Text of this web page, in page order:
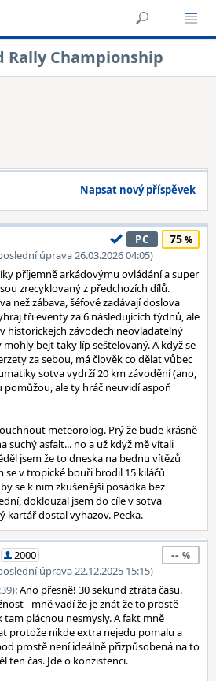
Rally Championship
Napsat nový příspěvek
úprava 26.03.2026 04:05)
PC 75
příjemně arkádovýmu ovládání a super
zrecyklovaný z předchozích dílů.
než zábava, šéfové zadávají doslova
tři eventy za 6 následujících týdnů, ale
historickejch závodech neovladatelný
mohly bejt taky líp seštelovaný. A když se
za sebou, má člověk co dělat vůbec
sotva vydrží 20 km závodění (ano,
ale ty hráč neuvidí aspoň
meteorolog. Prý že bude krásně
suchý asfalt... no a už když mě vítali
jsem že to dneska na bednu vítězů
se v tropické bouři brodil 15 kiláčů
se k nim zkušenější posádka bez
doklouzal jsem do cíle v sotva
kartář dostal vyhazov. Pecka.
2000
úprava 22.12.2025 15:15)
--
: Ano přesně! 30 sekund ztráta času.
- mně vadí že je znát že to prostě
plácnou nesmysly. A fakt mně
protože nikde extra nejedu pomalu a
prostě není ideálně přizpůsobená na to
ten čas. Jde o konzistenci.